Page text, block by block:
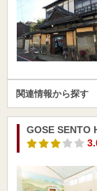
関連情報から探す
GOSE SENTO